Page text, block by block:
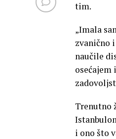
tim.
„Imala
zvanično
naučile
Trenutno
i ono što